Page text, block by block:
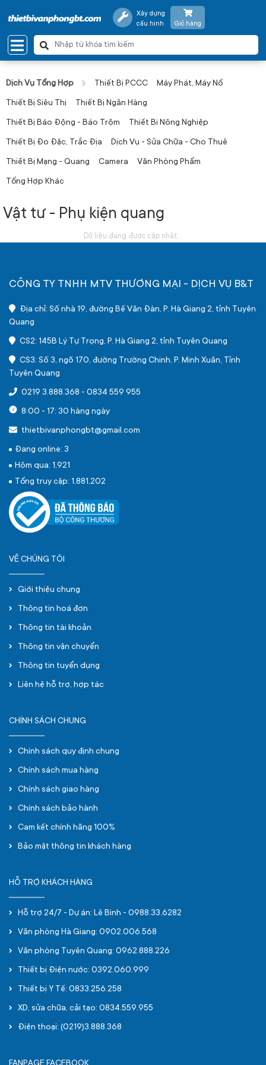
Xây dựng
cấu hình
Giỏ hàng
Dịch Vụ Tổng Hợp Thiết Bị PCCC Máy Phát, Máy Nổ
Thiết Bị Siêu Thị Thiết Bị Ngân Hàng
Thiết Bị Báo Động - Báo Trộm Thiết Bi Nông Nghiệp
Thiết Bị Đo Đặc, Trắc Địa Dịch Vụ - Sửa Chữa - Cho Thuê
Thiết Bị Mạng - Quang Camera Văn Phòng Phẩm
Tổng Hợp Khác
Vật tư - Phụ kiện quang
Dữ liệu đang được cập nhật...
CÔNG TY TNHH MTV THƯƠNG MẠI - DỊCH VỤ B&T
Địa chỉ: Số nhà 19, đường Bế Văn Đàn, P. Hà Giang 2, tỉnh Tuyên
Quang
CS2: 145B Lý Tự Trọng, P. Hà Giang 2, tỉnh Tuyên Quang
CS3: Số 3, ngõ 170, đường Trường Chinh, P. Minh Xuân, Tỉnh
Tuyên Quang
0219 3.888.368 - 0834 559 955
8:00 - 17: 30 hàng ngày
thietbivanphongbt@gmail.com
Đang online: 3
Hôm qua: 1,921
Tổng truy cập: 1,881,202
VỀ CHÚNG TÔI
Giới thiệu chung
Thông tin hoá đơn
Thông tin tài khoản
Thông tin vận chuyển
Thông tin tuyển dụng
Liên hệ hỗ trợ, hợp tác
CHÍNH SÁCH CHUNG
Chính sách quy định chung
Chính sách mua hàng
Chính sách giao hàng
Chính sách bảo hành
Cam kết chính hãng 100%
Bảo mật thông tin khách hàng
HỖ TRỢ KHÁCH HÀNG
Hỗ trợ 24/7 - Dự án: Lê Bình - 0988.33.6282
Văn phòng Hà Giang: 0902.006.568
Văn phòng Tuyên Quang: 0962.888.226
Thiết bị Điện nước: 0392.060.999
Thiết bị Y Tế: 0833.256.258
XD, sửa chữa, cải tạo: 0834.559.955
Điện thoại: (0219)3.888.368